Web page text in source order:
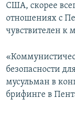
ELIFBE
Все сайты
США, скорее
отношениях с
чувствителен к
безопасности
мусульман в
брифинге в